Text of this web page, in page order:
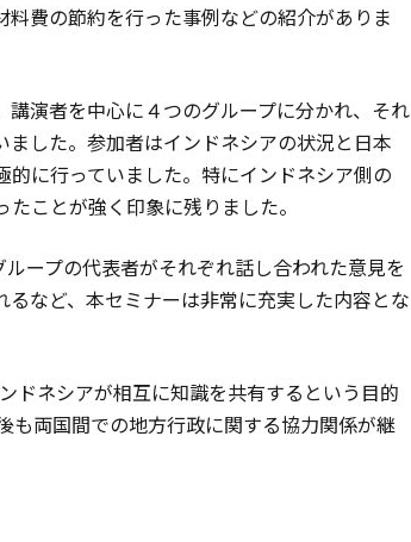
費の節約を行った事例などの紹介がありま
演者を中心に４つのグループに分かれ、それ
した。参加者はインドネシアの状況と日本
に行っていました。特にインドネシア側の
ことが強く印象に残りました。
ープの代表者がそれぞれ話し合われた意見を
など、本セミナーは非常に充実した内容とな
ドネシアが相互に知識を共有するという目的
も両国間での地方行政に関する協力関係が継